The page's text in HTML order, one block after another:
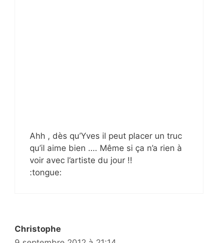
Ahh , dès qu’Yves il peut placer un truc
qu’il aime bien …. Même si ça n’a rien à
voir avec l’artiste du jour !!
:tongue:
Christophe